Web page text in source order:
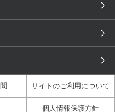
人間科学研究開発センター見学
ワコールカルネアプリ使い方ガイ
サイトのご利用について
個人情報保護方針